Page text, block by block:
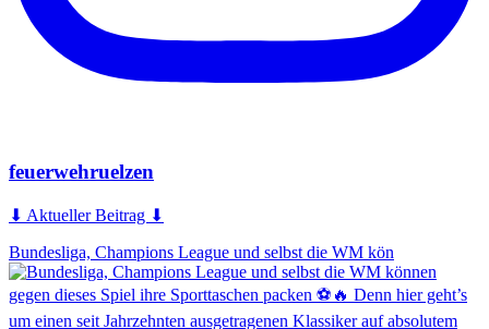
feuerwehruelzen
⬇ Aktueller Beitrag ⬇
Bundesliga, Champions League und selbst die WM kön